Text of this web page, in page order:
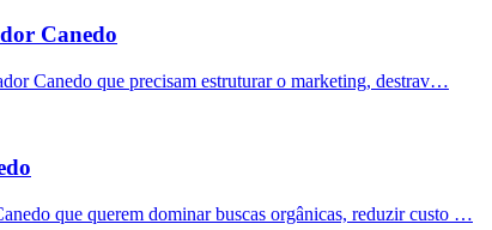
Canedo
Canedo que precisam estruturar o marketing, destrav…
que querem dominar buscas orgânicas, reduzir custo …